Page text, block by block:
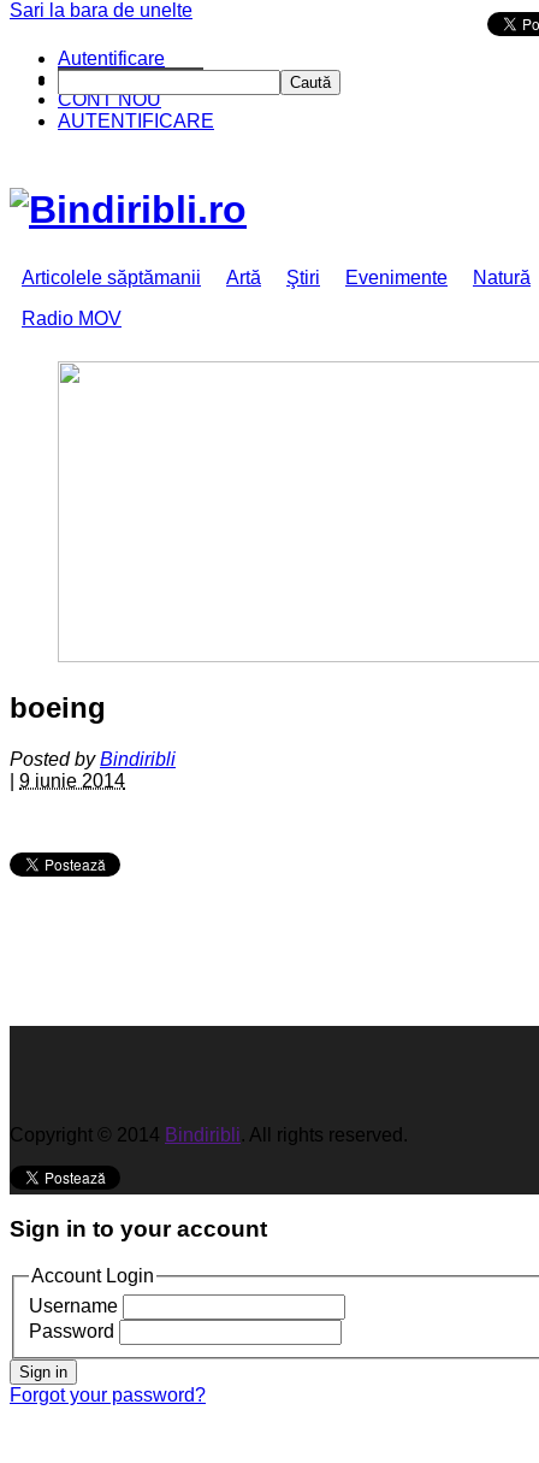
CINE SUNTEM?
CONT NOU
AUTENTIFICARE
Articolele săptămanii Artă Ştiri Evenimente
Natură
Radio MOV
boeing
Posted byBindiribli
9 iunie 2014
Copyright © 2014 Bindiribli. All rights reserved.
Sign in to your account
Account Login
Username
Password
Sign in
Forgot your password?
Sari la bara de unelte
Autentificare
Caută